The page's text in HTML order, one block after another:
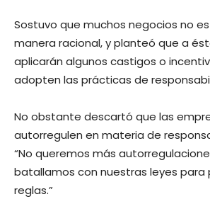
Sostuvo que muchos negocios no
manera racional, y planteó que a
aplicarán algunos castigos o
adopten las prácticas de
No obstante descartó que las
autorregulen en materia de
“No queremos más
batallamos con nuestras leyes para
reglas.”